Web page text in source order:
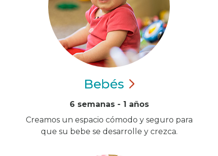
Bebés
6 semanas - 1 años
Creamos un espacio cómodo y seguro para
que su bebe se desarrolle y crezca.